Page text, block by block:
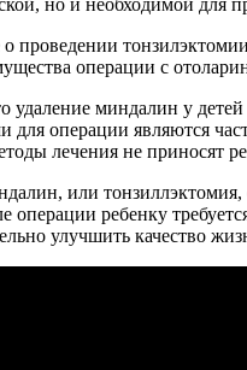
но и необходимой для
проведении
операции с
удаление миндалин у
операции являются
лечения не приносят
или
операции ребенку
улучшить качество